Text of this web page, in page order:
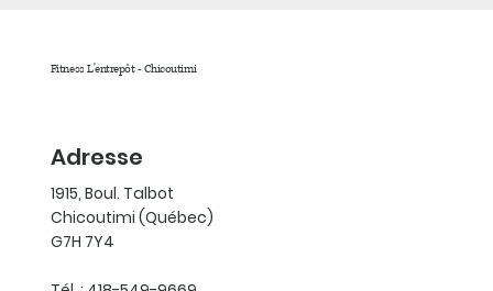
Fitness L'entrepôt - Chicoutimi
Adresse
1915, Boul. Talbot
Chicoutimi (Québec)
G7H 7Y4